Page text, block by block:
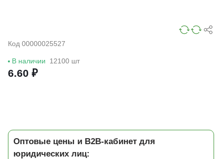
Код 00000025527
В наличии 12100 шт
6.60 ₽
Оптовые цены и B2B-кабинет для
юридических лиц: